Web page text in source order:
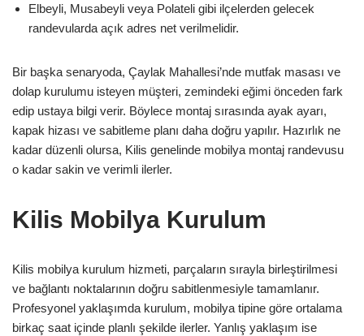
Elbeyli, Musabeyli veya Polateli gibi ilçelerden gelecek
randevularda açık adres net verilmelidir.
Bir başka senaryoda, Çaylak Mahallesi’nde mutfak masası ve
dolap kurulumu isteyen müşteri, zemindeki eğimi önceden fark
edip ustaya bilgi verir. Böylece montaj sırasında ayak ayarı,
kapak hizası ve sabitleme planı daha doğru yapılır. Hazırlık ne
kadar düzenli olursa, Kilis genelinde mobilya montaj randevusu
o kadar sakin ve verimli ilerler.
Kilis Mobilya Kurulum
Kilis mobilya kurulum hizmeti, parçaların sırayla birleştirilmesi
ve bağlantı noktalarının doğru sabitlenmesiyle tamamlanır.
Profesyonel yaklaşımda kurulum, mobilya tipine göre ortalama
birkaç saat içinde planlı şekilde ilerler. Yanlış yaklaşım ise